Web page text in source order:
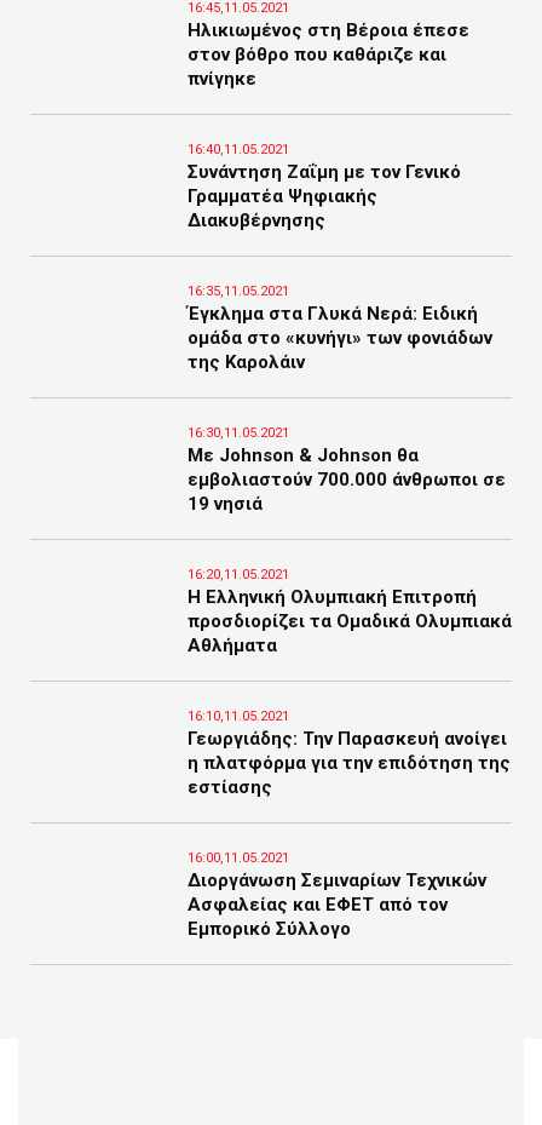
16:45,11.05.2021
Ηλικιωμένος στη Βέροια έπεσε
στον βόθρο που καθάριζε και
πνίγηκε
16:40,11.05.2021
Συνάντηση Ζαΐμη με τον Γενικό
Γραμματέα Ψηφιακής
Διακυβέρνησης
16:35,11.05.2021
Έγκλημα στα Γλυκά Νερά: Ειδική
ομάδα στο «κυνήγι» των φονιάδων
της Καρολάιν
16:30,11.05.2021
Με Johnson & Johnson θα
εμβολιαστούν 700.000 άνθρωποι σε
19 νησιά
16:20,11.05.2021
Η Ελληνική Ολυμπιακή Επιτροπή
προσδιορίζει τα Ομαδικά Ολυμπιακά
Αθλήματα
16:10,11.05.2021
Γεωργιάδης: Την Παρασκευή ανοίγει
η πλατφόρμα για την επιδότηση της
εστίασης
16:00,11.05.2021
Διοργάνωση Σεμιναρίων Τεχνικών
Ασφαλείας και ΕΦΕΤ από τον
Εμπορικό Σύλλογο